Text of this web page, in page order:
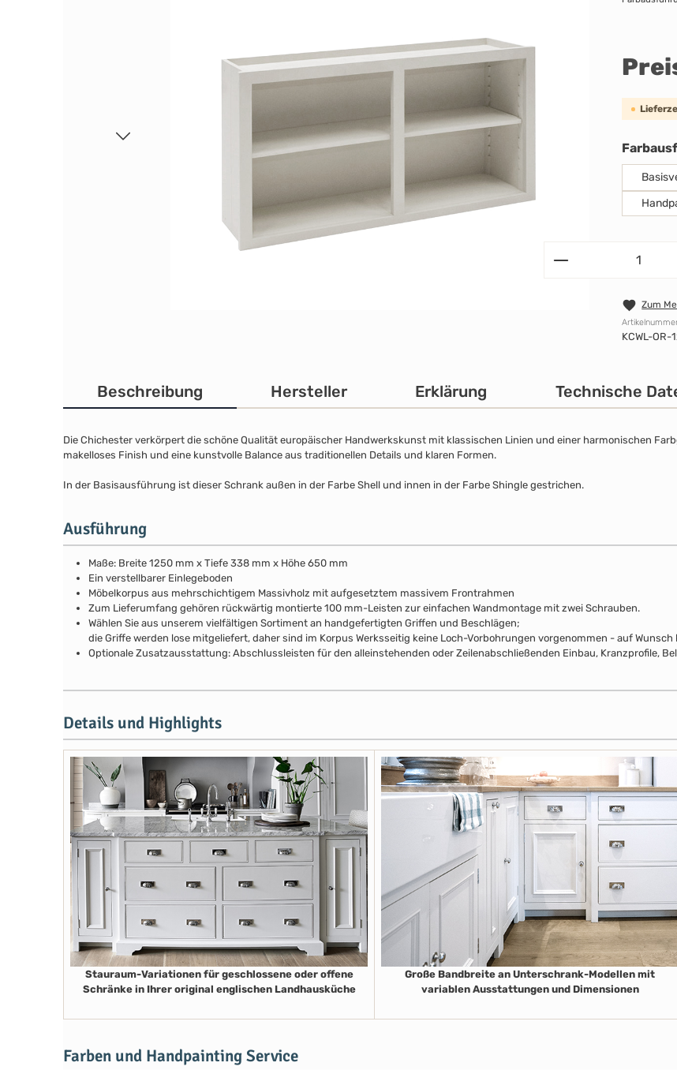
Zum
KCWL-OR-
Beschreibung Hersteller Erklärung Technische
Die Chichester verkörpert die schöne Qualität europäischer Handwerkskunst mit klassischen Linien und einer harmonischen
makelloses Finish und eine kunstvolle Balance aus traditionellen Details und klaren Formen.
In der Basisausführung ist dieser Schrank außen in der Farbe Shell und innen in der Farbe Shingle gestrichen.
Ausführung
Maße: Breite 1250 mm x Tiefe 338 mm x Höhe 650 mm
Ein verstellbarer Einlegeboden
Möbelkorpus aus mehrschichtigem Massivholz mit aufgesetztem massivem Frontrahmen
Zum Lieferumfang gehören rückwärtig montierte 100 mm-Leisten zur einfachen Wandmontage mit zwei Schrauben.
Wählen Sie aus unserem vielfältigen Sortiment an handgefertigten Griffen und Beschlägen;
die Griffe werden lose mitgeliefert, daher sind im Korpus Werksseitig keine Loch-Vorbohrungen vorgenommen - auf
Optionale Zusatzausstattung: Abschlussleisten für den alleinstehenden oder Zeilenabschließenden Einbau, Kranzprofile,
Details und Highlights
Stauraum-Variationen für geschlossene oder offene
Schränke in Ihrer original englischen Landhausküche
Große Bandbreite an Unterschrank-Modellen mit
variablen Ausstattungen und Dimensionen
Farben und Handpainting Service